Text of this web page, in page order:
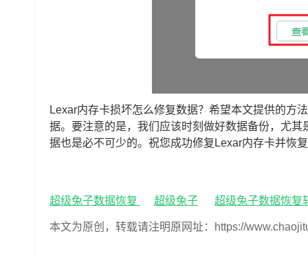
Lexar内存卡损坏怎么修复数据？希望本文提供的方
据。要注意的是，我们应该时刻做好数据备份，尤
据也是必不可少的。祝您成功修复Lexar内存卡并恢
超级兔子数据恢复 超级兔子 超级兔子数据恢复
本文为原创，转载请注明原网址：https://